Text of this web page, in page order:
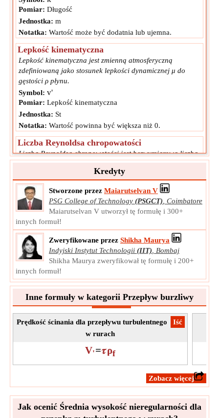
Pomiar: Długość
Jednostka: m
Notatka: Wartość może być dodatnia lub ujemna.
Lepkość kinematyczna
Lepkość kinematyczna jest zmienną atmosferyczną
zdefiniowaną jako stosunek lepkości dynamicznej μ do
gęstości ρ płynu.
Symbol: v'
Pomiar: Lepkość kinematyczna
Jednostka: St
Notatka: Wartość powinna być większa niż 0.
Liczba Reynoldsa chropowatości
Liczba Reynoldsa chropowatości jest bezwymiarową liczbą
stosowaną w dynamice płynów w celu scharakteryzowania
wpływu chropowatości powierzchni na zachowanie
przepływu.
Symbol:
Re
Pomiar:
NA
Jednostka:
Unitless
Notatka:Wartość może być dodatnia lub ujemna.
Prędkość ścinania
Prędkość ścinania, zwana także prędkością tarcia, jest
formą, za pomocą której naprężenie ścinające można
przepisać w jednostkach prędkości.
Symbol: V
Pomiar: Prędkość
Jednostka:m/s
Notatka: Wartość może być dodatnia lub ujemna.
Kredyty
Stworzone przez Maiarutselvan V
PSG College of Technology (PSGCT), Coimbatore
Maiarutselvan V utworzył tę formułę i 300+
innych formuł!
Zweryfikowane przez Shikha Maurya
Indyjski Instytut Technologii (IIT), Bombaj
Shikha Maurya zweryfikował tę formułę i 200+
innych formuł!
Inne formuły w kategorii Przepływ burzliwy
​Iść
Prędkość ścinania dla przepływu turbulentnego
w rurach
V'=𝜏ρf
​Zobacz więcej
Jak ocenić Średnia wysokość nieregularności dla